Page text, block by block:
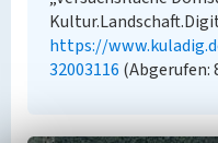
https://
32003116 (Abgerufen: